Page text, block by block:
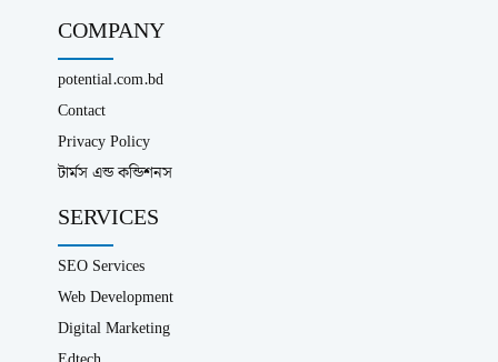
COMPANY
potential.com.bd
Contact
Privacy Policy
টার্মস এন্ড কন্ডিশনস
SERVICES
SEO Services
Web Development
Digital Marketing